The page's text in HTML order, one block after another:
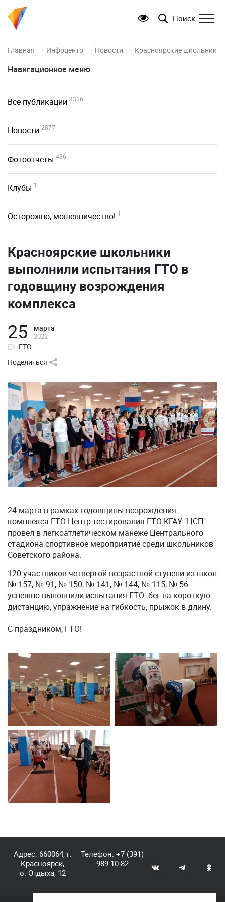
Поиск
Главная Инфоцентр Новости Красноярские
Навигационное меню
Все публикации 3316
Новости 2877
Фотоотчеты 436
Клубы 1
Осторожно, мошенничество! 1
Красноярские школьники
выполнили испытания ГТО в
годовщину возрождения
комплекса
25 марта
2022
ГТО
Поделиться
24 марта в рамках годовщины возрождения
комплекса ГТО Центр тестирования ГТО КГАУ "ЦСП"
провел в легкоатлетическом манеже Центрального
стадиона спортивное мероприятие среди школьников
Советского района.
120 участников четвертой возрастной ступени из школ
№ 157, № 91, № 150, № 141, № 144, № 115, № 56
успешно выполнили испытания ГТО: бег на короткую
дистанцию, упражнение на гибкость, прыжок в длину.
С праздником, ГТО!
Адрес: 660064, г.
Красноярск,
о. Отдыха, 12
Телефон:+7 (391)
989-10-82